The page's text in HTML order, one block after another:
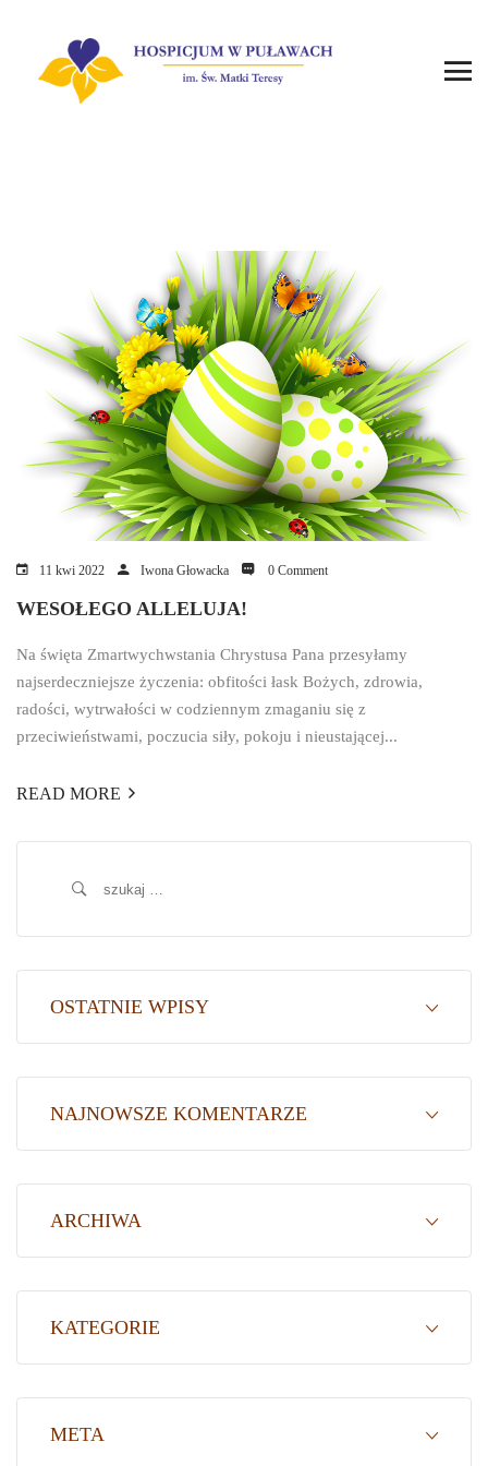
11 kwi 2022 Iwona Głowacka 0 Comment
WESOŁEGO ALLELUJA!
Na święta Zmartwychwstania Chrystusa Pana przesyłamy
najserdeczniejsze życzenia: obfitości łask Bożych, zdrowia,
radości, wytrwałości w codziennym zmaganiu się z
przeciwieństwami, poczucia siły, pokoju i nieustającej...
READ MORE
OSTATNIE WPISY
NAJNOWSZE KOMENTARZE
ARCHIWA
KATEGORIE
META